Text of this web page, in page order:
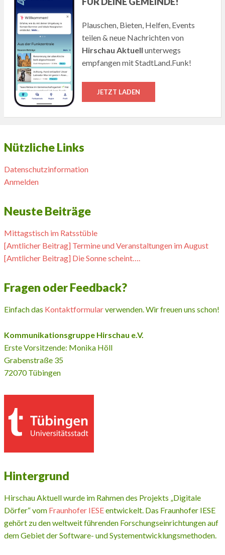
Plauschen, Bieten, Helfen, Events
teilen & neue Nachrichten von
Hirschau Aktuell unterwegs
empfangen mit StadtLand.Funk!
JETZT LADEN
Nützliche Links
Datenschutzinformation
Anmelden
Neuste Beiträge
Mittagstisch im Ratsstüble
[Amtlicher Beitrag] Termine und Veranstaltungen im August
[Amtlicher Beitrag] Die Sonne scheint….
Fragen oder Feedback?
Einfach das Kontaktformularverwenden. Wir freuen uns schon!
Kommunikationsgruppe Hirschau e.V.
Erste Vorsitzende: Monika Höll
Grabenstraße 35
72070 Tübingen
Hintergrund
Hirschau Aktuell wurde im Rahmen des Projekts „Digitale
Dörfer“ vom Fraunhofer IESEentwickelt. Das Fraunhofer IESE
gehört zu den weltweit führenden Forschungseinrichtungen auf
dem Gebiet der Software- und Systementwicklungsmethoden.